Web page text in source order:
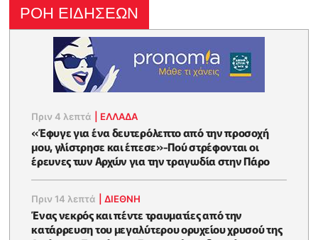
ΡΟΗ ΕΙΔΗΣΕΩΝ
Πριν 4 λεπτά ΕΛΛΑΔΑ
«Έφυγε για ένα δευτερόλεπτο από την προσοχή
μου, γλίστρησε και έπεσε»-Πού στρέφονται οι
έρευνες των Αρχών για την τραγωδία στην Πάρο
Πριν 14 λεπτά |ΔΙΕΘΝΗ
Ένας νεκρός και πέντε τραυματίες από την
κατάρρευση του μεγαλύτερου ορυχείου χρυσού της